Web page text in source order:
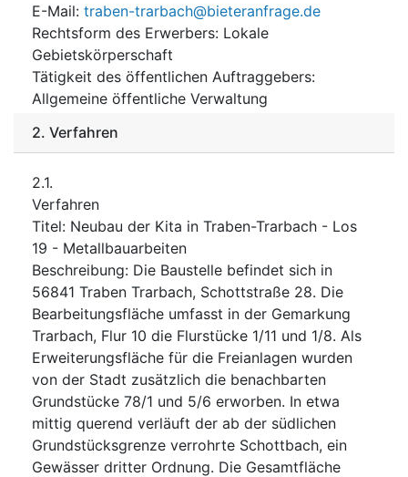
E-Mail: traben-trarbach@bieteranfrage.de
Rechtsform des Erwerbers: Lokale
Gebietskörperschaft
Tätigkeit des öffentlichen Auftraggebers:
Allgemeine öffentliche Verwaltung
2. Verfahren
2.1.
Verfahren
Titel: Neubau der Kita in Traben-Trarbach - Los
19 - Metallbauarbeiten
Beschreibung: Die Baustelle befindet sich in
56841 Traben Trarbach, Schottstraße 28. Die
Bearbeitungsfläche umfasst in der Gemarkung
Trarbach, Flur 10 die Flurstücke 1/11 und 1/8. Als
Erweiterungsfläche für die Freianlagen wurden
von der Stadt zusätzlich die benachbarten
Grundstücke 78/1 und 5/6 erworben. In etwa
mittig querend verläuft der ab der südlichen
Grundstücksgrenze verrohrte Schottbach, ein
Gewässer dritter Ordnung. Die Gesamtfläche